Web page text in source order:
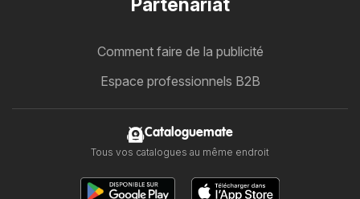
Partenariat
Comment faire de la publicité
Espace professionnels B2B
Cataloguemate
Tous vos catalogues au même endroit